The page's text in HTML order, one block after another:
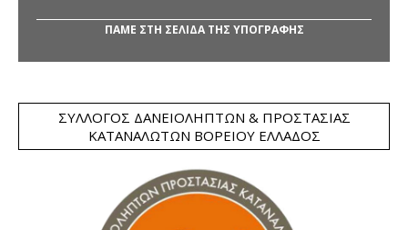
ΠΑΜΕ ΣΤΗ ΣΕΛΙΔΑ ΤΗΣ ΥΠΟΓΡΑΦΗΣ
ΣΎΛΛΟΓΟΣ ΔΑΝΕΙΟΛΗΠΤΏΝ & ΠΡΟΣΤΑΣΊΑΣ
ΚΑΤΑΝΑΛΩΤΏΝ ΒΟΡΕΊΟΥ ΕΛΛΆΔΟΣ